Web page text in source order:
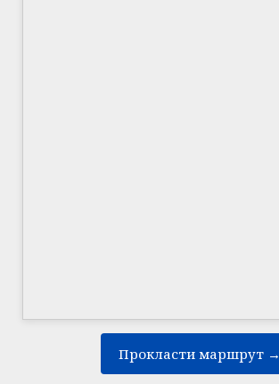
Прокласти маршрут →